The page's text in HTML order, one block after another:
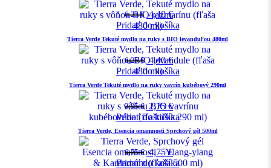
6,25€ 4,40€
Pridať do košíka
Tierra Verde Tekuté mydlo na ruky s BIO levanduľou 480ml
6,25€ 4,40€
Pridať do košíka
Tierra Verde Tekuté mydlo na ruky vavrín kubébový 290ml
3,95€ 2,75€
Pridať do košíka
Tierra Verde, Esencia omamnosti Sprchový gél 500ml
6,75€ 4,75€
Pridať do košíka